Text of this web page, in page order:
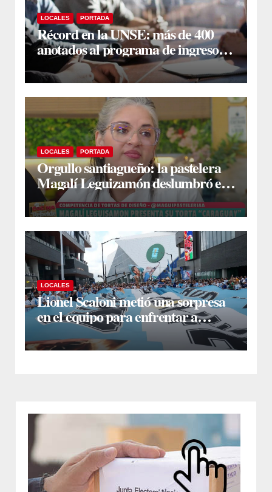
LOCALES PORTADA
Récord en la UNSE: más de 400
anotados al programa de ingreso
sin secundario
LOCALES PORTADA
Orgullo santiagueño: la pastelera
Magalí Leguizamón deslumbró en
Canal 13 con su torta “Caraguay” y
ganó la competencia
LOCALES
Lionel Scaloni metió una sorpresa
en el equipo para enfrentar a
Inglaterra: Giuliano Simeone
reemplazará a Rodrigo De Paul